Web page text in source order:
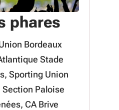
phares
Bordeaux
Stade
Sporting Union
Section Paloise
CA Brive